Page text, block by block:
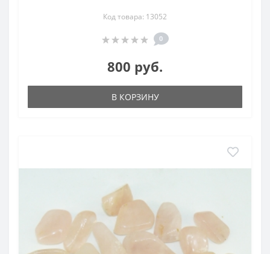
Код товара: 13052
0
800 руб.
В КОРЗИНУ